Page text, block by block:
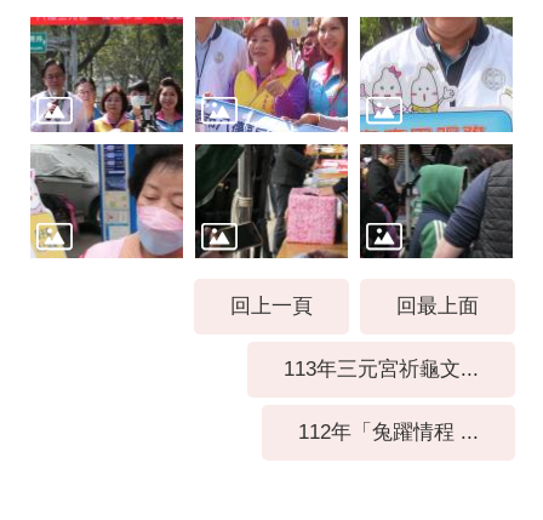
回上一頁 回最上面
113年三元宮祈龜文...
112年「兔躍情程 ...